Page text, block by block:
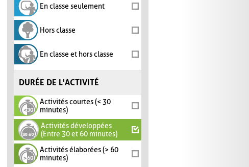
En classe seulement
Hors classe
En classe et hors classe
DURÉE DE L'ACTIVITÉ
Activités courtes (< 30
minutes)
Activités développées
(Entre 30 et 60 minutes)
Activités élaborées (> 60
minutes)